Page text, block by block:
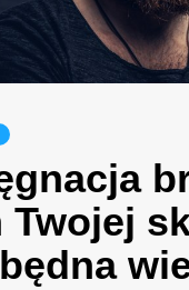
Twojej